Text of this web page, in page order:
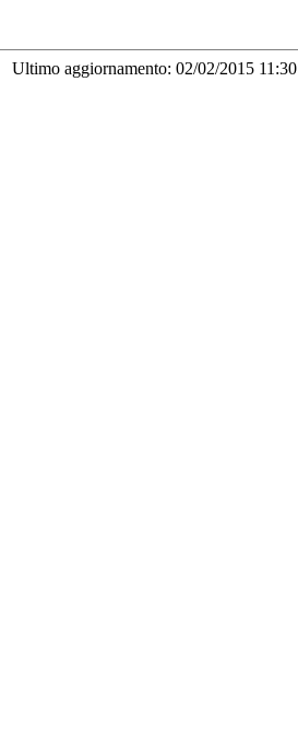
Ultimo aggiornamento: 02/02/2015 11:30